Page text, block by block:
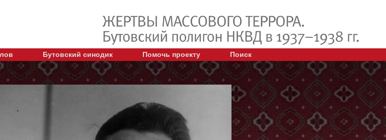
Бутовский синодик Помочь проекту Поиск